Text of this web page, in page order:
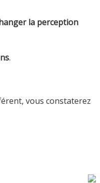
la perception
.
vous constaterez